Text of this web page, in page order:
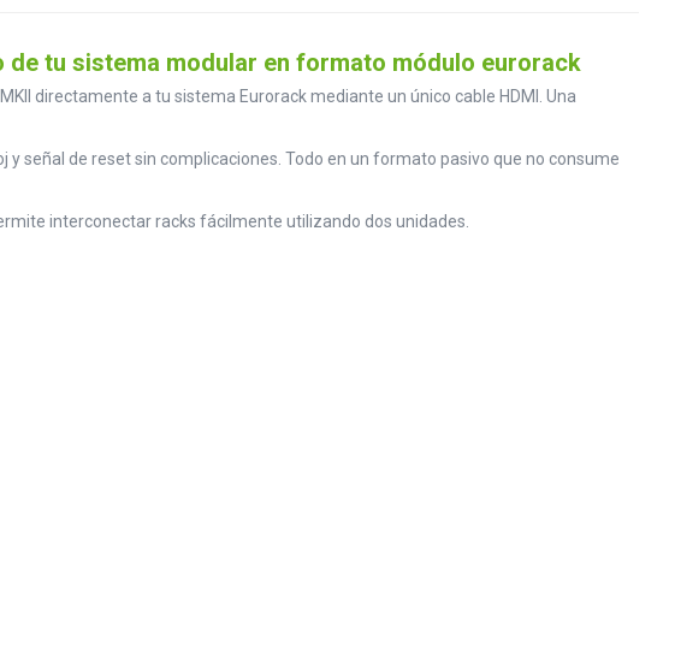
de tu sistema modular en formato módulo eurorack
directamente a tu sistema Eurorack mediante un único cable HDMI. Una
y señal de reset sin complicaciones. Todo en un formato pasivo que no consume
interconectar racks fácilmente utilizando dos unidades.